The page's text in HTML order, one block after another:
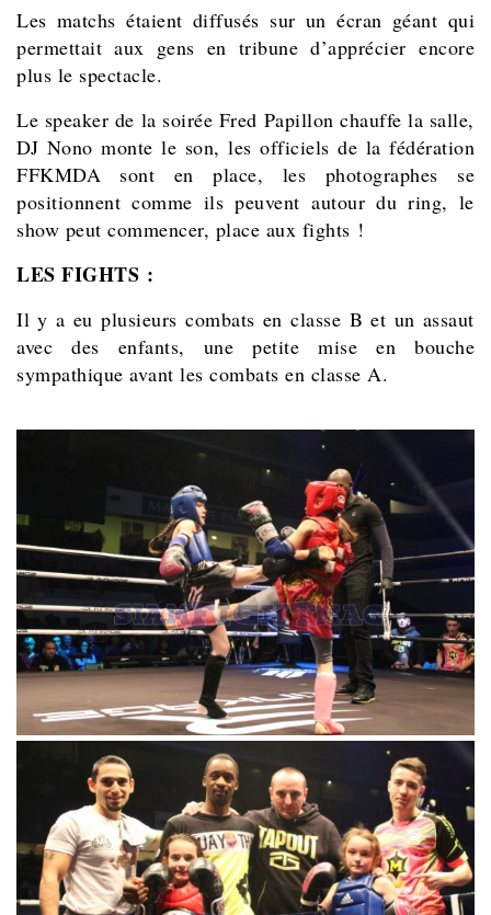
Les matchs étaient diffusés sur un écran géant qui
permettait aux gens en tribune d’apprécier encore
plus le spectacle.
Le speaker de la soirée Fred Papillon chauffe la salle,
DJ Nono monte le son, les officiels de la fédération
FFKMDA sont en place, les photographes se
positionnent comme ils peuvent autour du ring, le
show peut commencer, place aux fights !
LES FIGHTS :
Il y a eu plusieurs combats en classe B et un assaut
avec des enfants, une petite mise en bouche
sympathique avant les combats en classe A.